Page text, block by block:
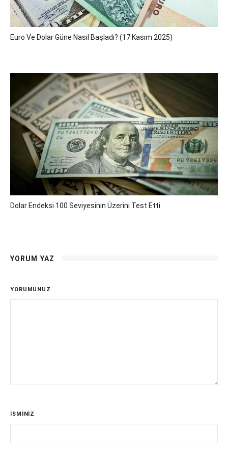
Euro Ve Dolar Güne Nasıl Başladı? (17 Kasım 2025)
Dolar Endeksi 100 Seviyesinin Üzerini Test Etti
YORUM YAZ
YORUMUNUZ
İSMİNİZ